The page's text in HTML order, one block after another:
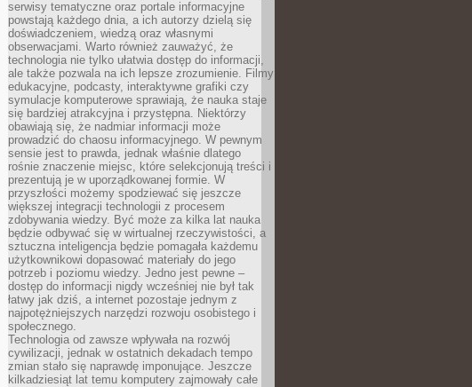
serwisy tematyczne oraz portale informacyjne
powstają każdego dnia, a ich autorzy dzielą się
doświadczeniem, wiedzą oraz własnymi
obserwacjami. Warto również zauważyć, że
technologia nie tylko ułatwia dostęp do informacji,
ale także pozwala na ich lepsze zrozumienie. Filmy
edukacyjne, podcasty, interaktywne grafiki czy
symulacje komputerowe sprawiają, że nauka staje
się bardziej atrakcyjna i przystępna. Niektórzy
obawiają się, że nadmiar informacji może
prowadzić do chaosu informacyjnego. W pewnym
sensie jest to prawda, jednak właśnie dlatego
rośnie znaczenie miejsc, które selekcjonują treści i
prezentują je w uporządkowanej formie. W
przyszłości możemy spodziewać się jeszcze
większej integracji technologii z procesem
zdobywania wiedzy. Być może za kilka lat nauka
będzie odbywać się w wirtualnej rzeczywistości, a
sztuczna inteligencja będzie pomagała każdemu
użytkownikowi dopasować materiały do jego
potrzeb i poziomu wiedzy. Jedno jest pewne –
dostęp do informacji nigdy wcześniej nie był tak
łatwy jak dziś, a internet pozostaje jednym z
najpotężniejszych narzędzi rozwoju osobistego i
społecznego.
Technologia od zawsze wpływała na rozwój
cywilizacji, jednak w ostatnich dekadach tempo
zmian stało się naprawdę imponujące. Jeszcze
kilkadziesiąt lat temu komputery zajmowały całe